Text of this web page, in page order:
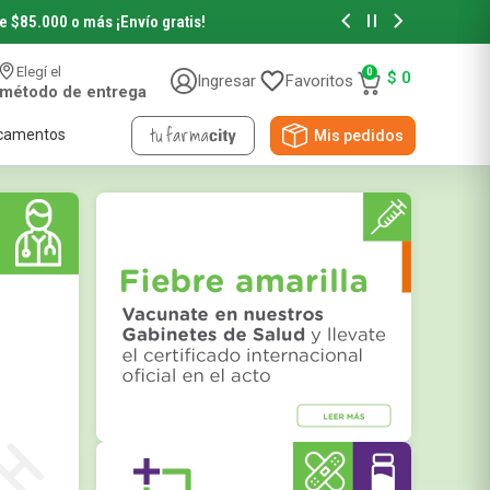
$85.000 o más ¡Envío gratis! Hasta 6 cuotas sin
Elegí el
método de entrega
Ingresar Favoritos 0 $ 0
Accesorios de Pelo
Accesorios de Maquillaje
Novedades y Sorteos
NYX Professional
Pañuelos Descartables
Papel Higiénico
Mis pedidos